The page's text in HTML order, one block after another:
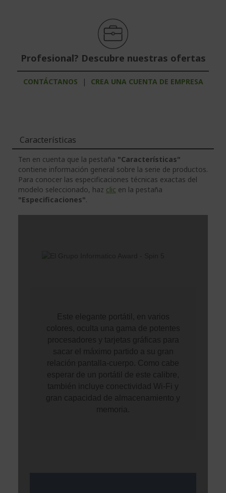
Profesional? Descubre nuestras ofertas
CONTÁCTANOS | CREA UNA CUENTA DE EMPRESA
Características
Ten en cuenta que la pestaña "Características"
contiene información general sobre la serie de productos.
Para conocer las especificaciones técnicas exactas del
modelo seleccionado, haz clic en la pestaña
"Especificaciones".